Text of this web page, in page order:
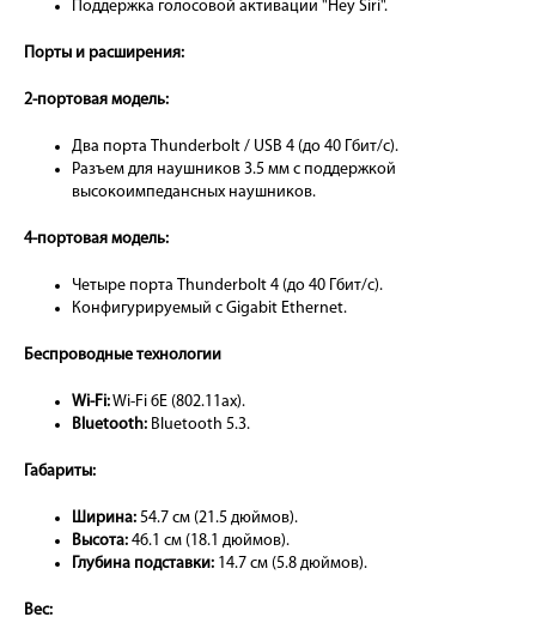
Поддержка голосовой активации "Hey Siri".
Порты и расширения:
2-портовая модель:
Два порта Thunderbolt / USB 4 (до 40 Гбит/с).
Разъем для наушников 3.5 мм с поддержкой
высокоимпедансных наушников.
4-портовая модель:
Четыре порта Thunderbolt 4 (до 40 Гбит/с).
Конфигурируемый с Gigabit Ethernet.
Беспроводные технологии
Wi-Fi:Wi-Fi 6E (802.11ax).
Bluetooth: Bluetooth 5.3.
Габариты:
Ширина: 54.7 см (21.5 дюймов).
Высота: 46.1 см (18.1 дюймов).
Глубина подставки: 14.7 см (5.8 дюймов).
Вес: